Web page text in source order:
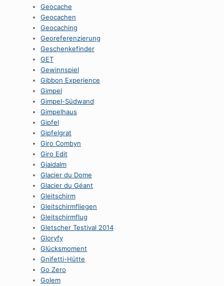
Geocache
Geocachen
Geocaching
Georeferenzierung
Geschenkefinder
GET
Gewinnspiel
Gibbon Experience
Gimpel
Gimpel-Südwand
Gimpelhaus
Gipfel
Gipfelgrat
Giro Combyn
Giro Edit
Gjaidalm
Glacier du Dome
Glacier du Géant
Gleitschirm
Gleitschirmfliegen
Gleitschirmflug
Gletscher Testival 2014
Gloryfy
Glücksmoment
Gnifetti-Hütte
Go Zero
Golem